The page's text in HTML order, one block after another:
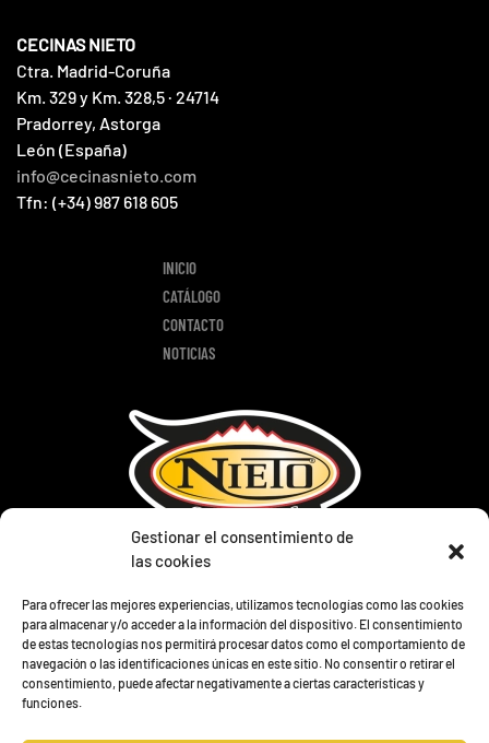
Gestionar el consentimiento de
las cookies
Para ofrecer las mejores experiencias, utilizamos tecnologías como las cookies
para almacenar y/o acceder a la información del dispositivo. El consentimiento
de estas tecnologías nos permitirá procesar datos como el comportamiento de
navegación o las identificaciones únicas en este sitio. No consentir o retirar el
consentimiento, puede afectar negativamente a ciertas características y
funciones.
CECINAS NIETO
Ctra. Madrid-Coruña
Km. 329 y Km. 328,5 · 24714
Pradorrey, Astorga
León (España)
info@cecinasnieto.com
Tfn: (+34) 987 618 605
INICIO
CATÁLOGO
CONTACTO
NOTICIAS
PRODUCTOS
LOTES
CONTACTO